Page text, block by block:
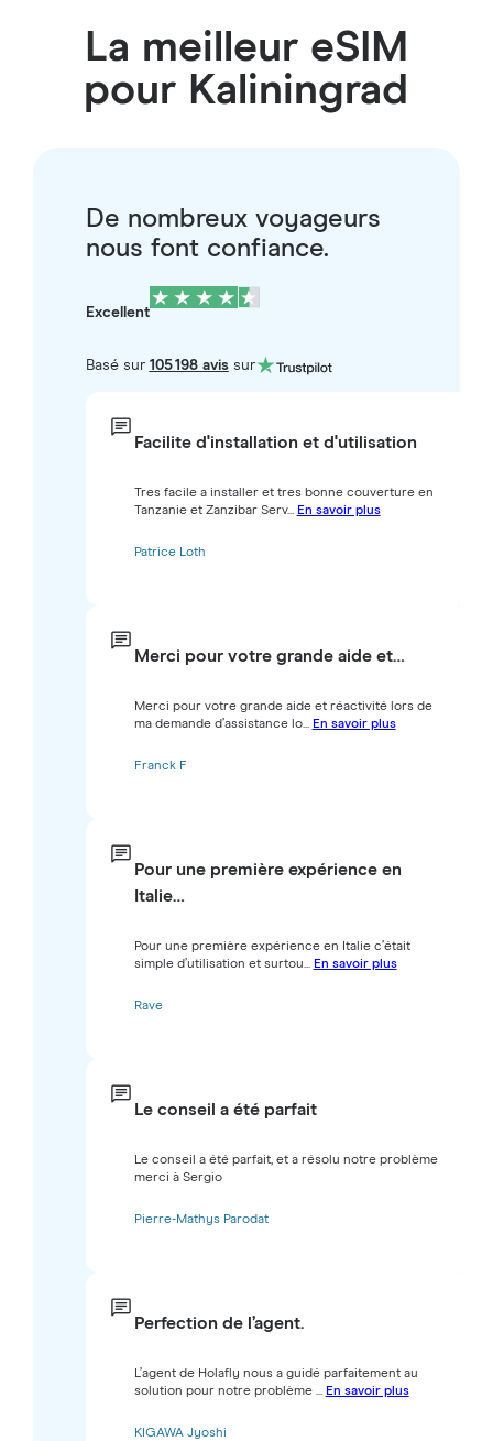
La meilleur eSIM
pour Kaliningrad
De nombreux voyageurs
nous font confiance.
Excellent
Basé sur 105 198 avissur
Facilite d'installation et d'utilisation
Tres facile a installer et tres bonne couverture en
Tanzanie et Zanzibar Serv... En savoir plus
Patrice Loth
Merci pour votre grande aide et…
Merci pour votre grande aide et réactivité lors de
ma demande d’assistance lo... En savoir plus
Franck F
Pour une première expérience en
Italie…
Pour une première expérience en Italie c’était
simple d’utilisation et surtou... En savoir plus
Rave
Le conseil a été parfait
Le conseil a été parfait, et a résolu notre problème
merci à Sergio
Pierre-Mathys Parodat
Perfection de l’agent.
L’agent de Holafly nous a guidé parfaitement au
solution pour notre problème ... En savoir plus
KIGAWA Jyoshi